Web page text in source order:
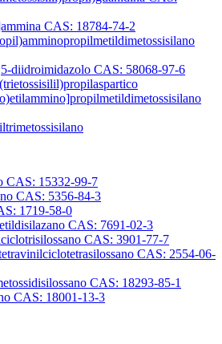
CAS: 18784-74-2
diidroimidazolo CAS: 58068-97-6
CAS: 15332-99-7
CAS: 5356-84-3
1719-58-0
CAS: 7691-02-3
CAS: 3901-77-7
CAS: 2554-06-
CAS: 18293-85-1
CAS: 18001-13-3